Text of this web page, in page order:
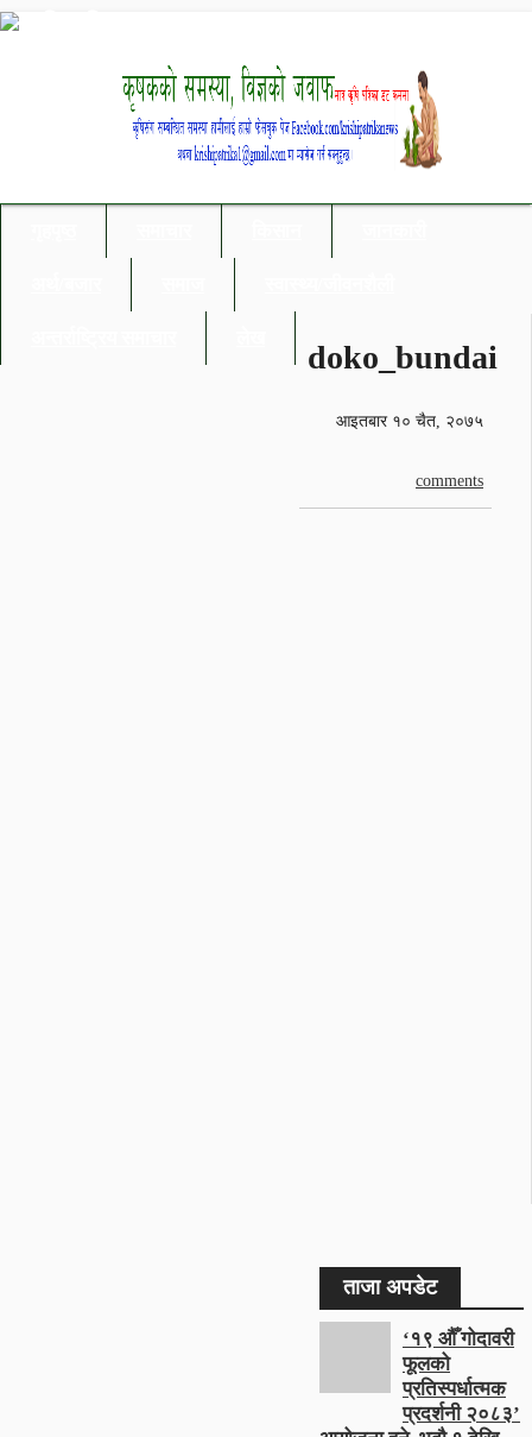
doko_bundai
आइतबार १० चैत, २०७५
comments
ताजा अपडेट
‘१९ औँ गोदावरी
फूलको
प्रतिस्पर्धात्मक
प्रदर्शनी २०८३’